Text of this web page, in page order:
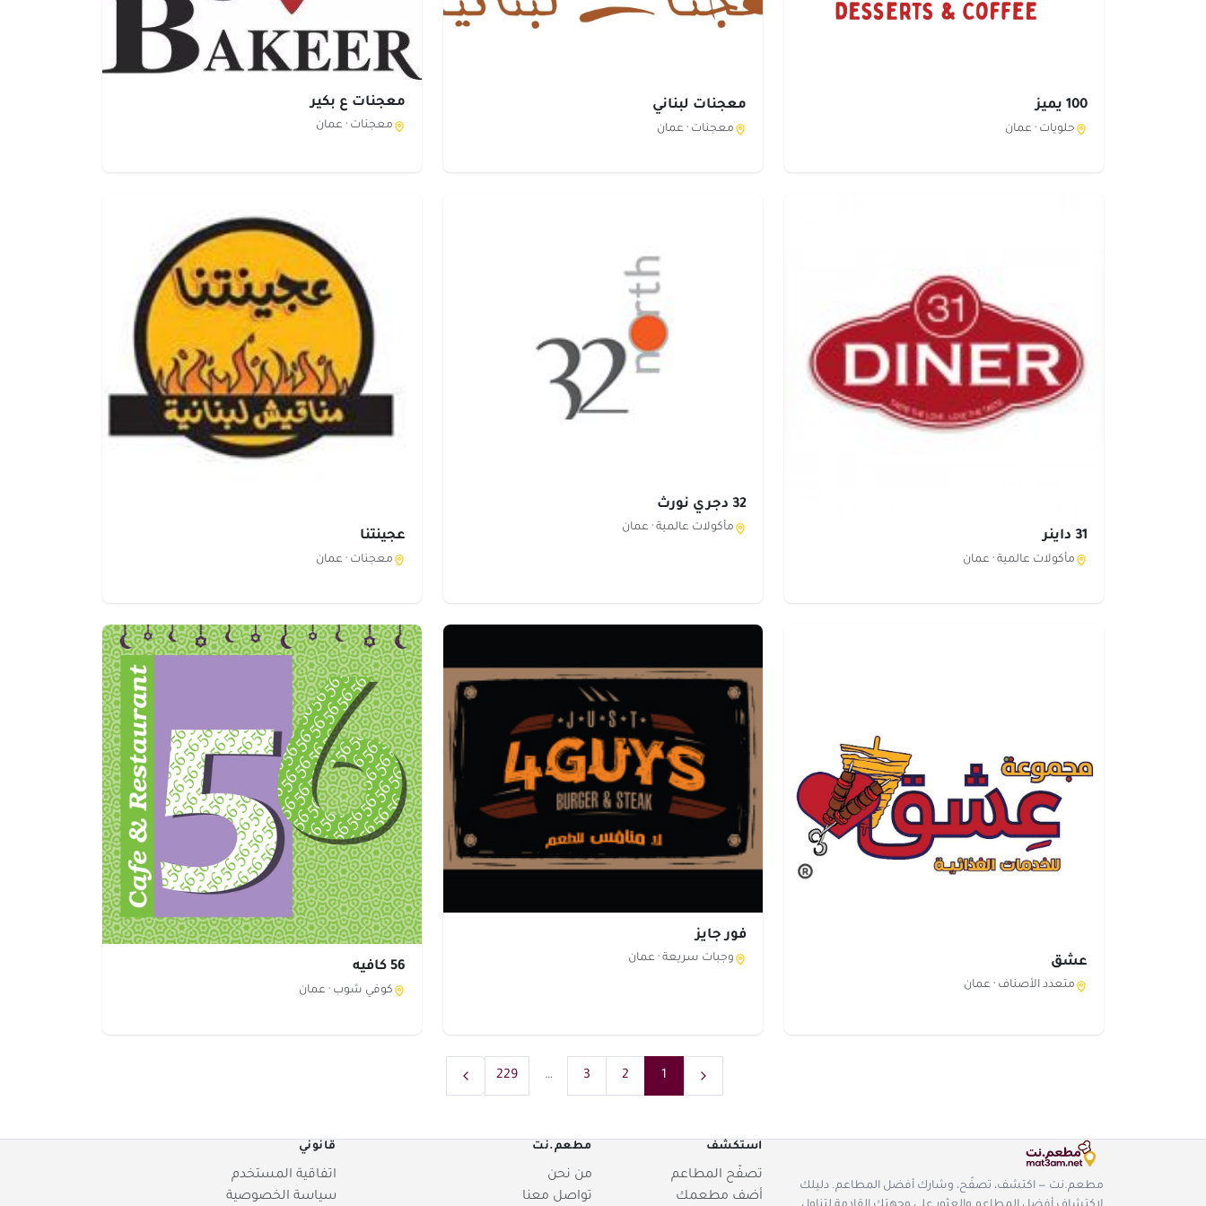
100 يميز
حلويات · عمان
معجنات لبناني
معجنات · عمان
معجنات ع بكير
معجنات · عمان
31 داينر
مأكولات عالمية · عمان
32 دجري نورث
مأكولات عالمية · عمان
عجينتنا
معجنات · عمان
عشق
متعدد الأصناف · عمان
فور جايز
وجبات سريعة · عمان
56 كافيه
كوفي شوب · عمان
1
2
3
…
229
مطعم.نت — اكتشف، تصفّح، وشارك أفضل المطاعم. دليلك
استكشف
تصفّح المطاعم
أضف مطعمك
مطعم.نت
من نحن
تواصل معنا
قانوني
اتفاقية المستخدم
سياسة الخصوصية